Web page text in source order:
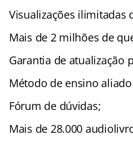
Visualizações ilimitadas
Mais de 2 milhões de
Garantia de atualização
Método de ensino
Fórum de dúvidas;
Mais de 28.000